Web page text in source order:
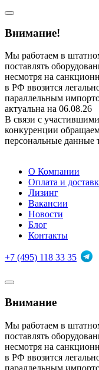
Внимание!
Мы работаем в
поставлять
несмотря на
в РФ ввозится
параллельным
актуальна на 06.08.26
В связи с
конкуренции
персональные данные
О Компании
Оплата и
Лизинг
Вакансии
Новости
Блог
Контакты
+7 (495) 118 33 35
Внимание
Мы работаем в
поставлять
несмотря на
в РФ ввозится
параллельным